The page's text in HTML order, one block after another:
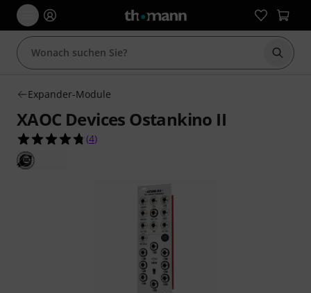
Suche
Expander-Module
XAOC Devices Ostankino II
4.8 von 5 Sternen aus 4 Kundenbewertungen
(4)